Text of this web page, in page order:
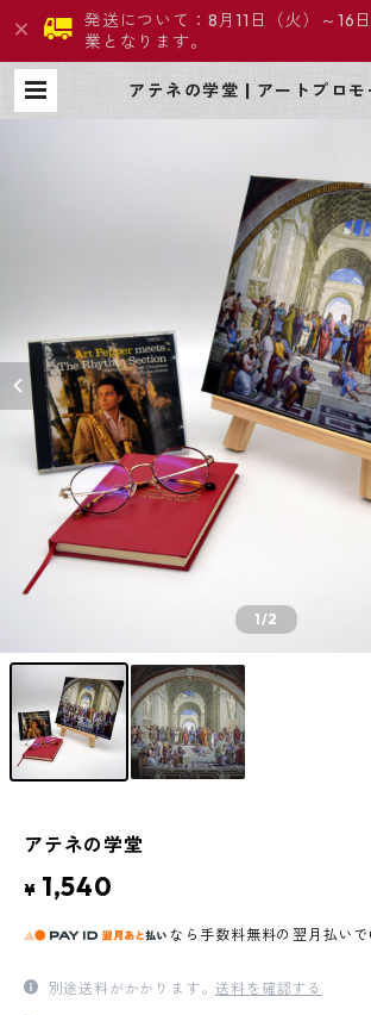
発送について：8月11日（火）～16
業となります。
アテネの学堂 | アートプロモ
1/2
アテネの学堂
¥ 1,540
なら 手数料無料の 翌月払い
別途送料がかかります。送料を確認する